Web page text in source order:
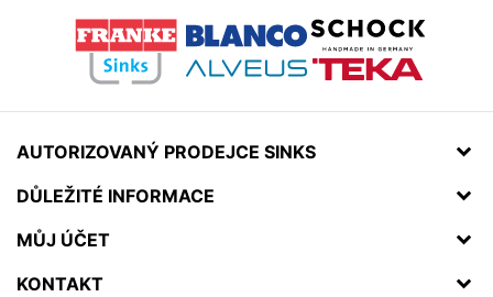
AUTORIZOVANÝ PRODEJCE SINKS
DŮLEŽITÉ INFORMACE
MŮJ ÚČET
KONTAKT